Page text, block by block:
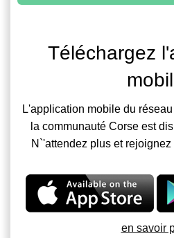
Téléchargez
L'application mobile du
la communauté Corse est
N`'attendez plus et
en savoir